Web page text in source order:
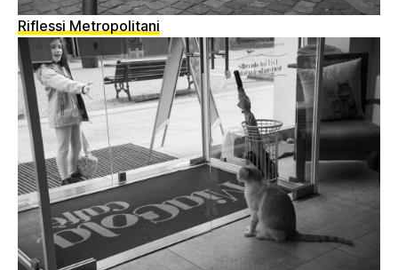
Riflessi Metropolitani